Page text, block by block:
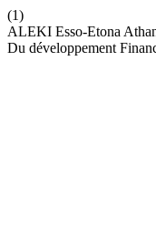
(1)
ALEKI Esso-Etona
Du développement